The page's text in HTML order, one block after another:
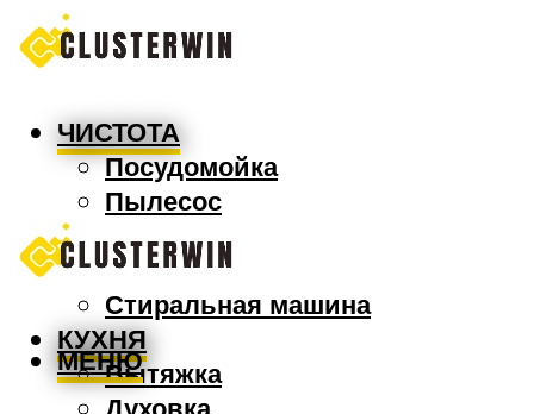
ЧИСТОТА
Посудомойка
Пылесос
Утюг
Швабра
Стиральная машина
КУХНЯ
Вытяжка
МЕНЮ